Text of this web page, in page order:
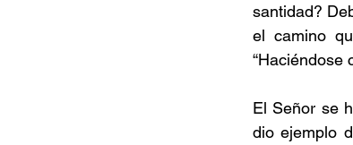
santidad?
el camino
“Haciéndose
El Señor se
dio ejemplo